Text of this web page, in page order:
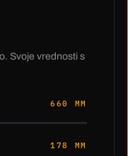
Svoje vrednosti s
660 MM
178 MM